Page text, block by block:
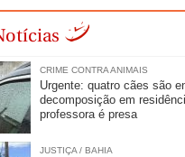
CRIME CONTRA ANIMAIS
Urgente: quatro cães são
decomposição em
professora é presa
JUSTIÇA / BAHIA